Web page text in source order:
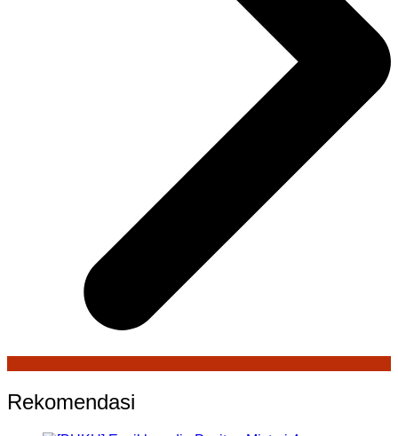
Rekomendasi